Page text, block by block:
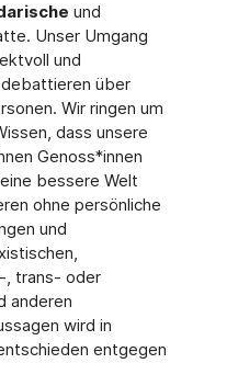
und
Unser Umgang
und
über
Wir ringen um
dass unsere
Genoss*innen
bessere Welt
ohne persönliche
und
, trans- oder
anderen
wird in
entgegen